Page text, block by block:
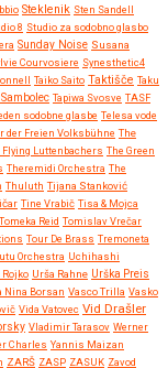
Steklenik Sten Sandell
8 Studio za sodobno glasbo
Sunday Noise Susana
Courvosiere Synesthetic4
Taiko Saito Taktišče Taku
Tapiwa Svosve TASF
sodobne glasbe Telesa vode
der Freien Volksbühne The
Flying Luttenbachers The Green
Theremidi Orchestra The
Thuluth Tijana Stanković
Tine Vrabič Tisa & Mojca
Tomeka Reid Tomislav Vrečar
Tour De Brass Tremoneta
Orchestra Uchihashi
Rojko Urša Rahne Urška Preis
Nina Borsan Vasco Trilla Vasko
Vida Vatovec Vid Drašler
Vladimir Tarasov Werner
Charles Yannis Maizan
ZARŠ ZASP ZASUK Zavod